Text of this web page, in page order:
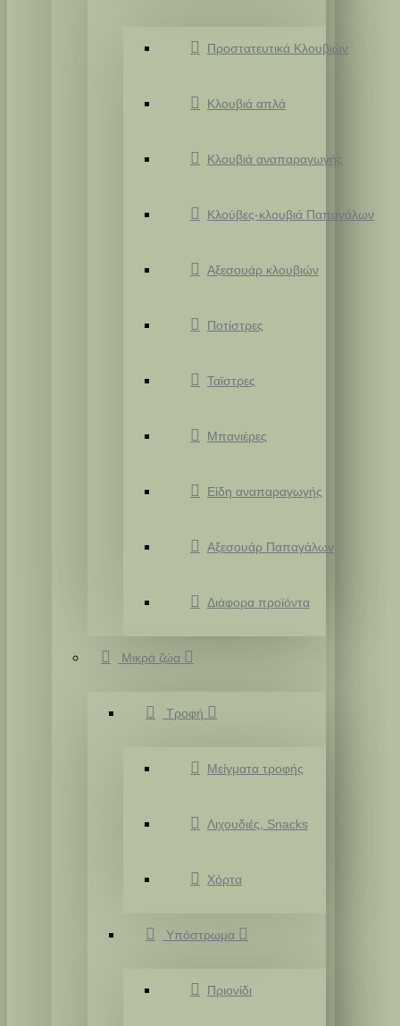
Προστατευτικά Κλουβιών
Κλουβιά απλά
Κλουβιά αναπαραγωγής
Κλούβες-κλουβιά Παπαγάλων
Αξεσουάρ κλουβιών
Ποτίστρες
Ταϊστρες
Μπανιέρες
Είδη αναπαραγωγής
Αξεσουάρ Παπαγάλων
Διάφορα προϊόντα
Μικρά ζώα
Τροφή
Μείγματα τροφής
Λιχουδιές, Snacks
Χόρτα
Υπόστρωμα
Πριονίδι